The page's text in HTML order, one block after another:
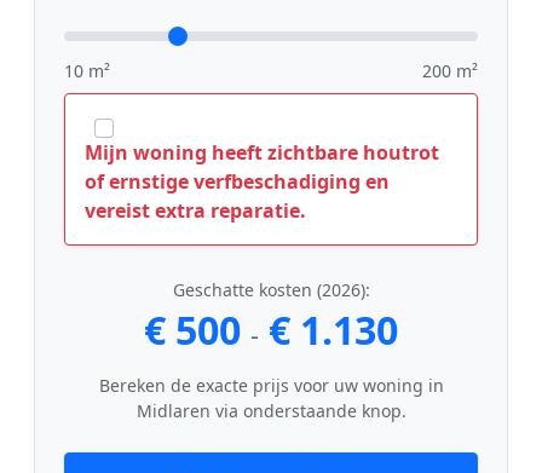
10 m² 200 m²
Mijn woning heeft zichtbare houtrot
of ernstige verfbeschadiging en
vereist extra reparatie.
Geschatte kosten (2026):
€ 500 - € 1.130
Bereken de exacte prijs voor uw woning in
Midlaren via onderstaande knop.